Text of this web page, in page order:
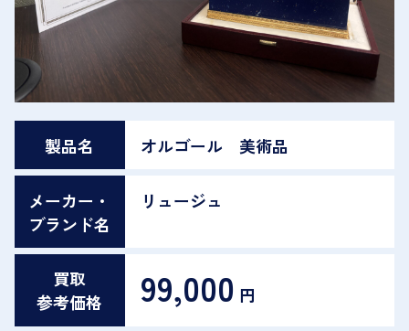
製品名 オルゴール 美術品
メーカー・
ブランド名
リュージュ
買取
参考価格
99,000 円